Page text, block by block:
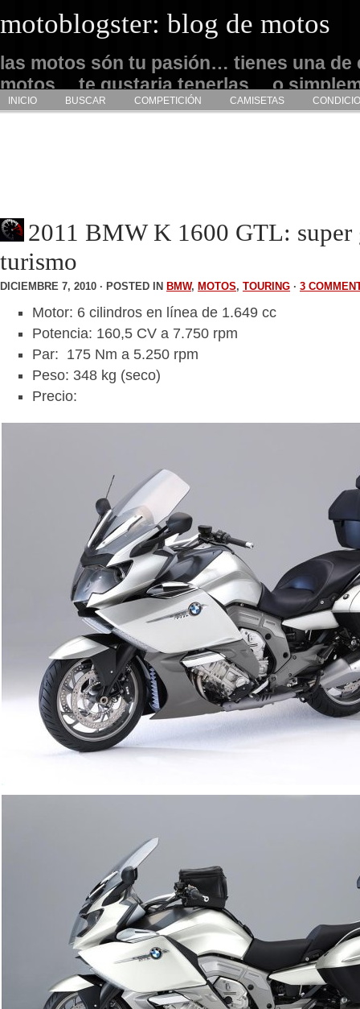
motoblogster: blog de motos
las motos són tu pasión… tienes una de
motos… te gustaria tenerlas… o
admirarlas… este es tu sitio
INICIO BUSCAR COMPETICIÓN CAMISETAS
2011 BMW K 1600 GTL: super
turismo
DICIEMBRE 7, 2010 · POSTED IN BMW, MOTOS, TOURING · 3
Motor: 6 cilindros en línea de 1.649 cc
Potencia: 160,5 CV a 7.750 rpm
Par: 175 Nm a 5.250 rpm
Peso: 348 kg (seco)
Precio: